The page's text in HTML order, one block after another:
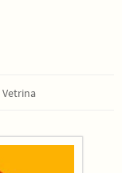
Vetrina